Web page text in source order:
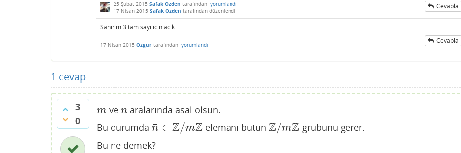
25 Şubat 2015 Safak Ozden tarafından yorumlandı
17 Nisan 2015 Safak Ozden tarafından düzenlendi
Cevapla
Sanirim 3 tam sayi icin acik.
17 Nisan 2015 Ozgur tarafından yorumlandı Cevapla
1 cevap
3
0
m
m ven
n aralarında asal olsun.
Bu durumda n
¯ ∈ Z/mZ
n¯ ∈ Z/mZ elemanı bütünZ/mZ
Z/mZ
grubunu gerer.
Bu ne demek?